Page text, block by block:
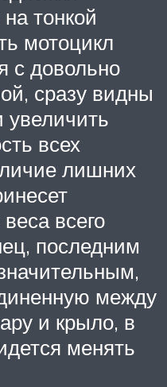
тонкой
мотоцикл
с довольно
сразу видны
увеличить
всех
лишних
всего
последним
между
и крыло, в
менять